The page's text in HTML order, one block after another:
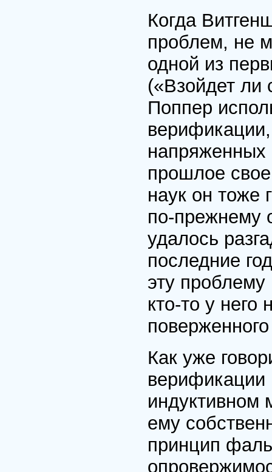
Когда
проблем, не
одной из
(«Взойдет ли
Поппер
напряженных
прошлое
наук он тоже
по-прежнему
удалось
последние
эту
кто-то у него
Как уже
верификации
индуктивном
ему
принцип